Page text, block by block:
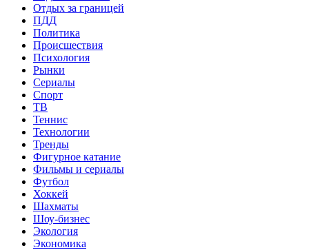
Отдых за границей
ПДД
Политика
Происшествия
Психология
Рынки
Сериалы
Спорт
ТВ
Теннис
Технологии
Тренды
Фигурное катание
Фильмы и сериалы
Футбол
Хоккей
Шахматы
Шоу-бизнес
Экология
Экономика